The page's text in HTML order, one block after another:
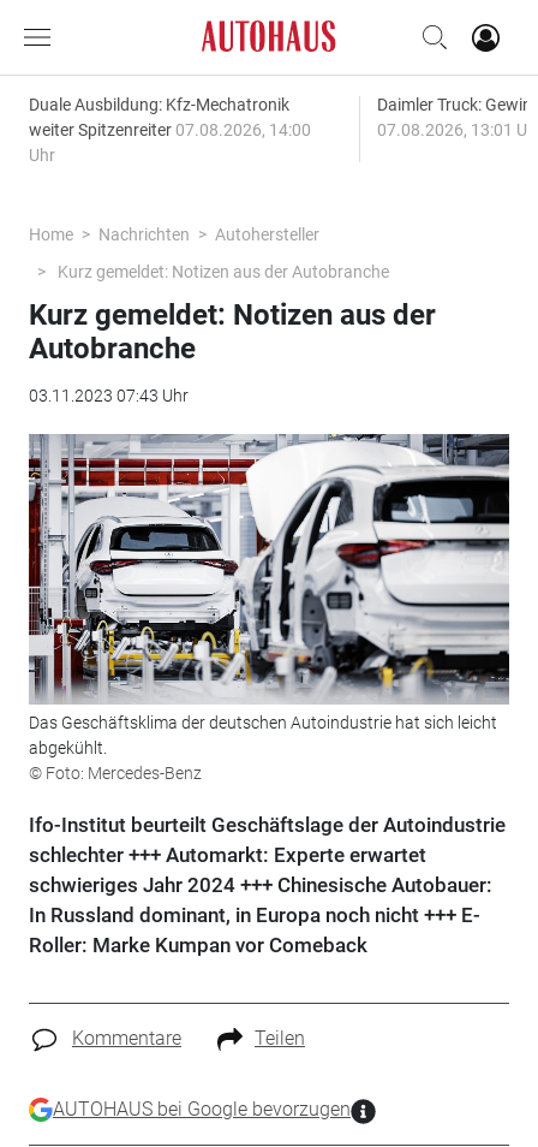
Duale Ausbildung: Kfz-Mechatronik
weiter Spitzenreiter 07.08.2026, 14:00
Uhr
Daimler Truck:
07.08.2026, 13:01
Home Nachrichten
Autohersteller
Kurz gemeldet: Notizen aus der Autobranche
Kurz gemeldet: Notizen aus der
Autobranche
03.11.2023 07:43 Uhr
Das Geschäftsklima der deutschen Autoindustrie hat sich leicht
abgekühlt.
© Foto: Mercedes-Benz
Ifo-Institut beurteilt Geschäftslage der Autoindustrie
schlechter +++ Automarkt: Experte erwartet
schwieriges Jahr 2024 +++ Chinesische Autobauer:
In Russland dominant, in Europa noch nicht +++ E-
Roller: Marke Kumpan vor Comeback
Kommentare Teilen
AUTOHAUS bei Google bevorzugen